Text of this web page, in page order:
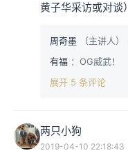
黄子华采访或对谈）
周奇墨 （主讲人）
有福 ：OG威武！
展开 5 条评论
两只小狗
2019-04-10 22:18:43